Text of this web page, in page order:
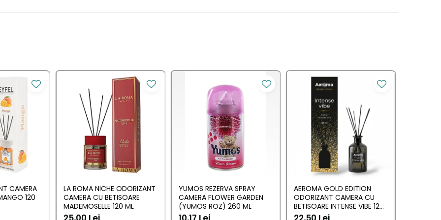
50%;
de pornire.
ulterioara.
CAMERA
120
LA ROMA NICHE ODORIZANT
CAMERA CU BETISOARE
MADEMOSELLE 120 ML
YUMOS REZERVA SPRAY
CAMERA FLOWER GARDEN
(YUMOS ROZ) 260 ML
AEROMA GOLD EDITION
ODORIZANT CAMERA CU
BETISOARE INTENSE VIBE 125
ML